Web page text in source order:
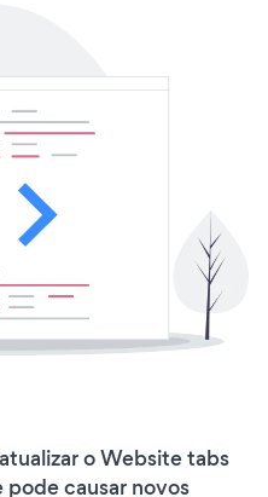
o Website tabs
causar novos